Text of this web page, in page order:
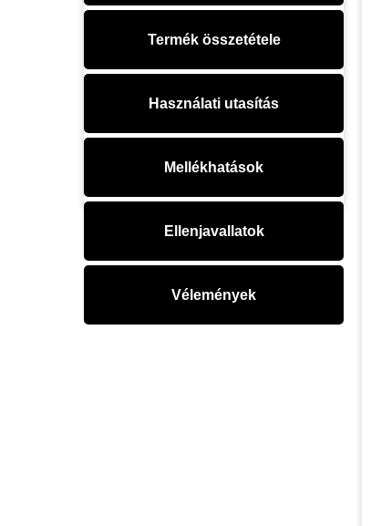
Termék összetétele
Használati utasítás
Mellékhatások
Ellenjavallatok
Vélemények